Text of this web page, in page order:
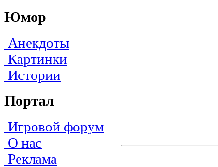
Юмор
Анекдоты
Картинки
Истории
Портал
Игровой форум
О нас
Реклама